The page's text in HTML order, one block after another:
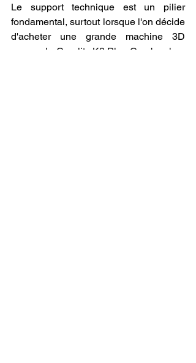
Le support technique est un pilier
fondamental, surtout lorsque l'on décide
d'acheter une grande machine 3D
comme la Creality K2 Plus Combo chez